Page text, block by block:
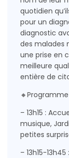
quotidien
pour un
diagnostic
des malades
une prise en
meilleure
entière de
– 13h15 :
musique,
petites
– 13h15-